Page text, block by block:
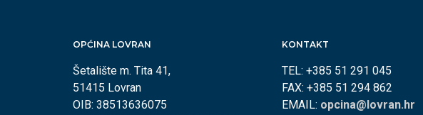
OPĆINA LOVRAN
Šetalište m. Tita 41,
51415 Lovran
OIB: 38513636075
KONTAKT
TEL: +385 51 291 045
FAX: +385 51 294 862
EMAIL: opcina@lovran.hr